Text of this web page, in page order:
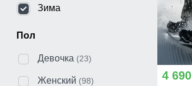
Зима
Пол
Девочка (23)
Женский (98) 4 690